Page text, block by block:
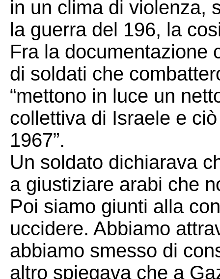
in un clima di violenza,
la guerra del 196, la
Fra la documentazione
di soldati che
“mettono in luce un
collettiva di Israele e
1967”.
Un soldato dichiarava
a giustiziare arabi che
Poi siamo giunti alla
uccidere. Abbiamo
abbiamo smesso di
altro spiegava che a